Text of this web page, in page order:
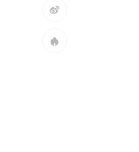

